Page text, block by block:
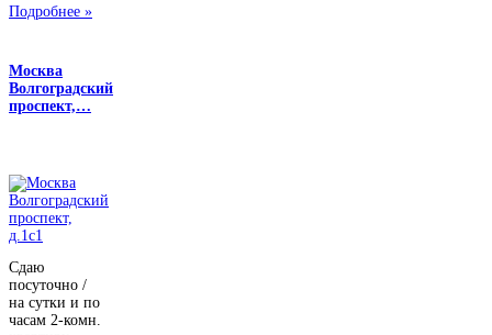
Подробнее »
Москва
Волгоградский
проспект,…
Сдаю
посуточно /
на сутки и по
часам 2-комн.